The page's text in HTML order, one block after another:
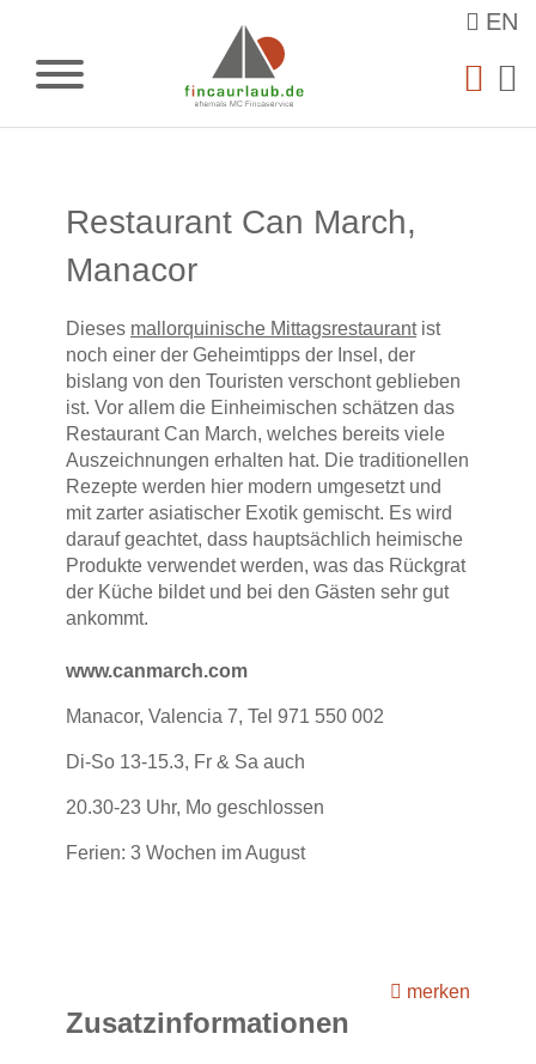
EN
Restaurant Can March,
Manacor
Dieses mallorquinische Mittagsrestaurantist
noch einer der Geheimtipps der Insel, der
bislang von den Touristen verschont geblieben
ist. Vor allem die Einheimischen schätzen das
Restaurant Can March, welches bereits viele
Auszeichnungen erhalten hat. Die traditionellen
Rezepte werden hier modern umgesetzt und
mit zarter asiatischer Exotik gemischt. Es wird
darauf geachtet, dass hauptsächlich heimische
Produkte verwendet werden, was das Rückgrat
der Küche bildet und bei den Gästen sehr gut
ankommt.
www.canmarch.com
Manacor, Valencia 7, Tel 971 550 002
Di-So 13-15.3, Fr & Sa auch
20.30-23 Uhr, Mo geschlossen
Ferien: 3 Wochen im August
merken
Zusatzinformationen